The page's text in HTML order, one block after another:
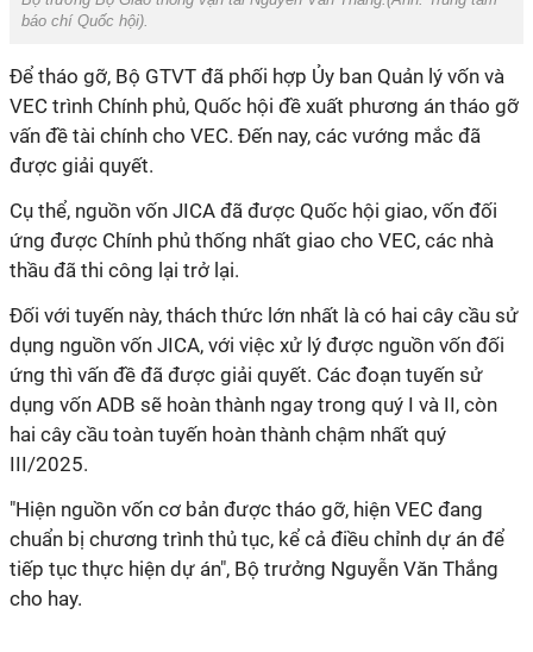
báo chí Quốc hội).
Để tháo gỡ, Bộ GTVT đã phối hợp Ủy ban Quản lý vốn và
VEC trình Chính phủ, Quốc hội đề xuất phương án tháo gỡ
vấn đề tài chính cho VEC. Đến nay, các vướng mắc đã
được giải quyết.
Cụ thể, nguồn vốn JICA đã được Quốc hội giao, vốn đối
ứng được Chính phủ thống nhất giao cho VEC, các nhà
thầu đã thi công lại trở lại.
Đối với tuyến này, thách thức lớn nhất là có hai cây cầu sử
dụng nguồn vốn JICA, với việc xử lý được nguồn vốn đối
ứng thì vấn đề đã được giải quyết. Các đoạn tuyến sử
dụng vốn ADB sẽ hoàn thành ngay trong quý I và II, còn
hai cây cầu toàn tuyến hoàn thành chậm nhất quý
III/2025.
"Hiện nguồn vốn cơ bản được tháo gỡ, hiện VEC đang
chuẩn bị chương trình thủ tục, kể cả điều chỉnh dự án để
tiếp tục thực hiện dự án", Bộ trưởng Nguyễn Văn Thắng
cho hay.